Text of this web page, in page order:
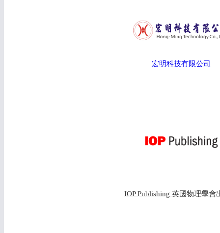
宏明科技有限公司
IOP Publishing 英國物理學會